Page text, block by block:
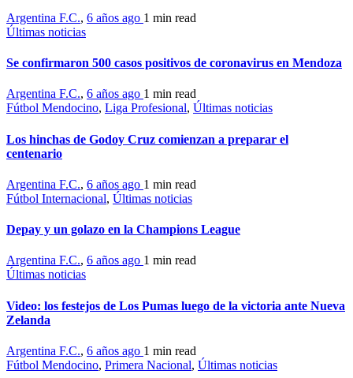
Argentina F.C., 6 años ago 1 min read
Últimas noticias
Se confirmaron 500 casos positivos de coronavirus en Mendoza
Argentina F.C., 6 años ago 1 min read
Fútbol Mendocino, Liga Profesional, Últimas noticias
Los hinchas de Godoy Cruz comienzan a preparar el
centenario
Argentina F.C., 6 años ago 1 min read
Fútbol Internacional, Últimas noticias
Depay y un golazo en la Champions League
Argentina F.C., 6 años ago 1 min read
Últimas noticias
Video: los festejos de Los Pumas luego de la victoria ante Nueva
Zelanda
Argentina F.C., 6 años ago 1 min read
Fútbol Mendocino, Primera Nacional, Últimas noticias